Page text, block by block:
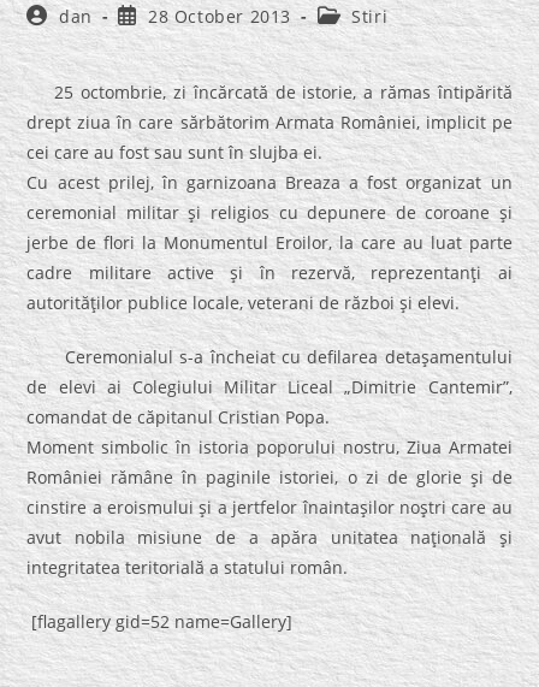
Post
author:
dan
Post
published:
28 October 2013
Post
category:
Stiri
25 octombrie, zi încărcată de istorie, a rămas întipărită
drept ziua în care sărbătorim Armata României, implicit pe
cei care au fost sau sunt în slujba ei.
Cu acest prilej, în garnizoana Breaza a fost organizat un
ceremonial militar şi religios cu depunere de coroane şi
jerbe de flori la Monumentul Eroilor, la care au luat parte
cadre militare active şi în rezervă, reprezentanţi ai
autorităţilor publice locale, veterani de război şi elevi.
Ceremonialul s-a încheiat cu defilarea detaşamentului
de elevi ai Colegiului Militar Liceal „Dimitrie Cantemir”,
comandat de căpitanul Cristian Popa.
Moment simbolic în istoria poporului nostru, Ziua Armatei
României rămâne în paginile istoriei, o zi de glorie şi de
cinstire a eroismului şi a jertfelor înaintaşilor noştri care au
avut nobila misiune de a apăra unitatea naţională şi
integritatea teritorială a statului român.
[flagallery gid=52 name=Gallery]